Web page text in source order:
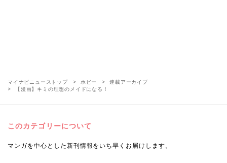
マイナビニューストップ ホビー
連載アーカイブ
【漫画】キミの理想のメイドになる！
このカテゴリーについて
マンガを中心とした新刊情報をいち早くお届けします。